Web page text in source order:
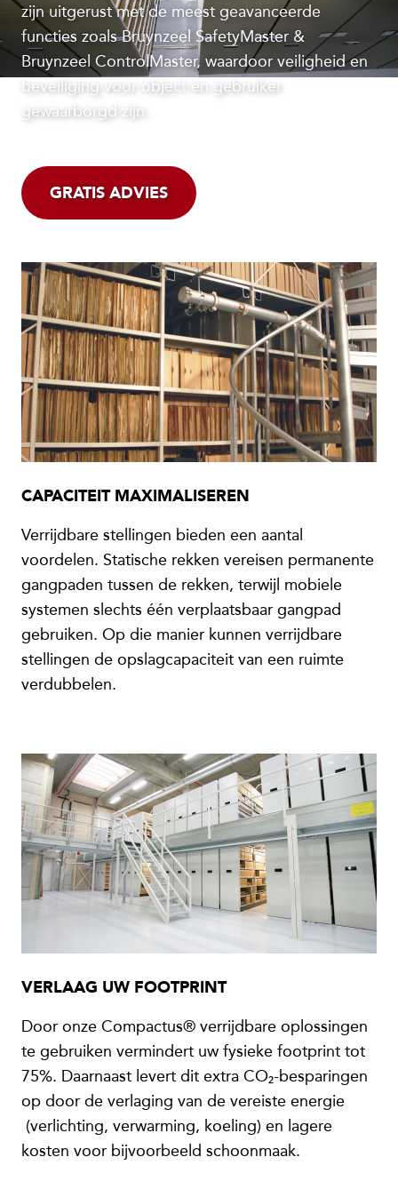
zijn uitgerust met de meest geavanceerde
functies zoals Bruynzeel SafetyMaster &
Bruynzeel ControlMaster, waardoor veiligheid en
beveiliging voor object en gebruiker
gewaarborgd zijn.
GRATIS ADVIES
CAPACITEIT MAXIMALISEREN
Verrijdbare stellingen bieden een aantal
voordelen. Statische rekken vereisen permanente
gangpaden tussen de rekken, terwijl mobiele
systemen slechts één verplaatsbaar gangpad
gebruiken. Op die manier kunnen verrijdbare
stellingen de opslagcapaciteit van een ruimte
verdubbelen.
VERLAAG UW FOOTPRINT
Door onze Compactus® verrijdbare oplossingen
te gebruiken vermindert uw fysieke footprint tot
75%. Daarnaast levert dit extra CO₂-besparingen
op door de verlaging van de vereiste energie
(verlichting, verwarming, koeling) en lagere
kosten voor bijvoorbeeld schoonmaak.